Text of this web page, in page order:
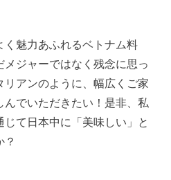
魅力あふれるベトナム料
ジャーではなく残念に思っ
アンのように、幅広くご家
でいただきたい！是非、私
て日本中に「美味しい」と
？